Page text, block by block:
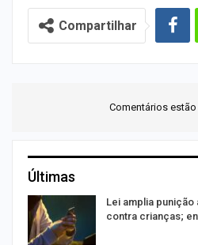
Compartilhar
Comentários
Últimas
Lei amplia
contra crianças;